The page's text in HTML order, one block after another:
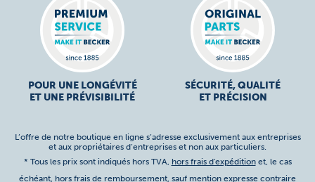
POUR UNE LONGÉVITÉ
ET UNE PRÉVISIBILITÉ
SÉCURITÉ, QUALITÉ
ET PRÉCISION
L’offre de notre boutique en ligne s’adresse exclusivement aux entreprises
et aux propriétaires d’entreprises et non aux particuliers.
* Tous les prix sont indiqués hors TVA, hors frais d'expéditionet, le cas
échéant, hors frais de remboursement, sauf mention expresse contraire